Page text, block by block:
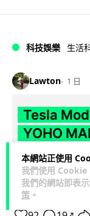
本網站正使用
我們使用 Cookie
我們的網站即表
策 。
科技娛樂 生活
Lawton 1 日
Tesla
YOHO
Tesla 香港推出
高達 691 公里，
元... 閱讀全文